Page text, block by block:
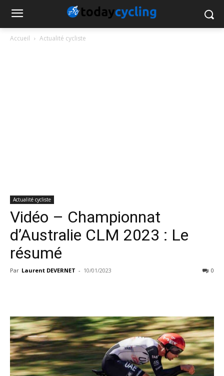
Accueil Actualité cycliste
Actualité cycliste
Vidéo – Championnat
d’Australie CLM 2023 : Le
résumé
Par Laurent DEVERNET - 10/01/2023 0